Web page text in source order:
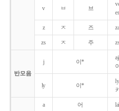
v ㅂ 브
z ㅈ 즈
zs ㅈ 주
반모음
j 이*
ly 이*
a 어